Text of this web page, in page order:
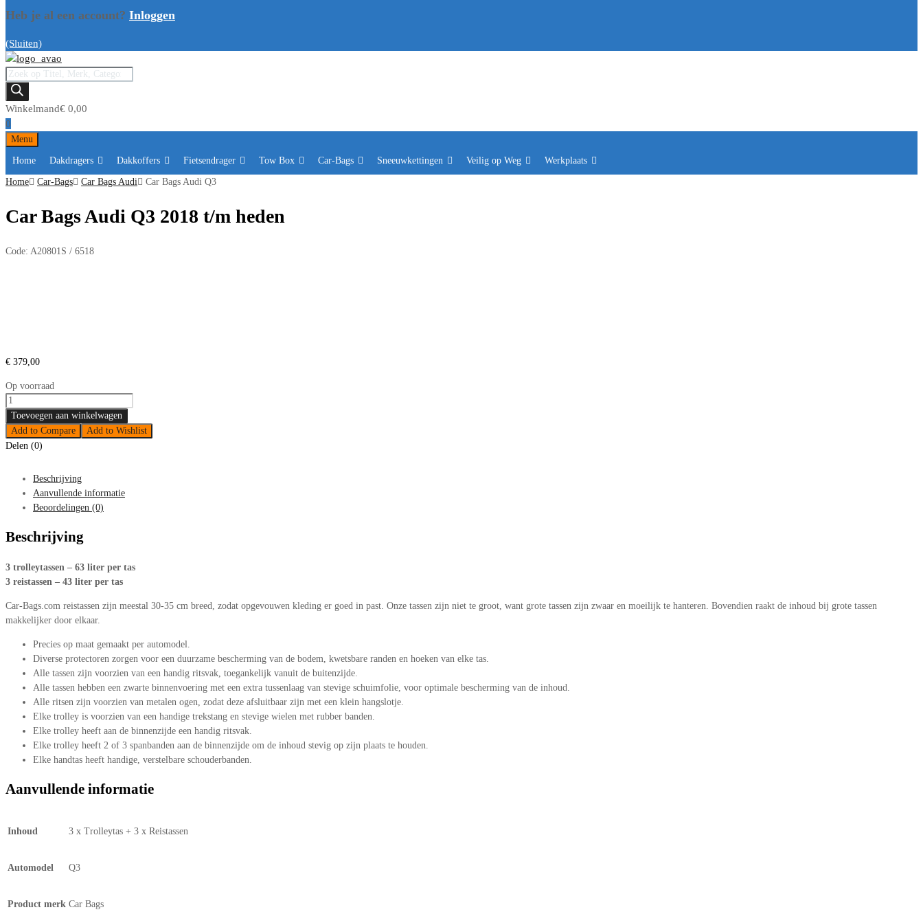
Heb je al een account? Inloggen
(Sluiten)
Producten
zoeken
Winkelmand€ 0,00
0
Ga
inhoud
Menu
Home Dakdragers Dakkoffers Fietsendrager Tow Box Car-Bags Sneeuwkettingen Veilig op Weg Werkplaats
Home Car-Bags Car Bags Audi Car Bags Audi Q3
Car Bags Audi Q3 2018 t/m heden
Code: A20801S / 6518
€ 379,00
Op voorraad
Car
Bags
Audi
Q3
Toevoegen aan winkelwagen
Add to Compare
Add to Wishlist
Delen (0)
Beschrijving
Aanvullende informatie
Beoordelingen (0)
Beschrijving
3 trolleytassen – 63 liter per tas
3 reistassen – 43 liter per tas
Car-Bags.com reistassen zijn meestal 30-35 cm breed, zodat opgevouwen kleding er goed in past. Onze tassen zijn niet te groot, want grote tassen zijn zwaar en moeilijk te hanteren. Bovendien raakt de inhoud bij grote tassen
makkelijker door elkaar.
Precies op maat gemaakt per automodel.
Diverse protectoren zorgen voor een duurzame bescherming van de bodem, kwetsbare randen en hoeken van elke tas.
Alle tassen zijn voorzien van een handig ritsvak, toegankelijk vanuit de buitenzijde.
Alle tassen hebben een zwarte binnenvoering met een extra tussenlaag van stevige schuimfolie, voor optimale bescherming van de inhoud.
Alle ritsen zijn voorzien van metalen ogen, zodat deze afsluitbaar zijn met een klein hangslotje.
Elke trolley is voorzien van een handige trekstang en stevige wielen met rubber banden.
Elke trolley heeft aan de binnenzijde een handig ritsvak.
Elke trolley heeft 2 of 3 spanbanden aan de binnenzijde om de inhoud stevig op zijn plaats te houden.
Elke handtas heeft handige, verstelbare schouderbanden.
Aanvullende informatie
Inhoud 3 x Trolleytas + 3 x Reistassen
Automodel Q3
Product merk Car Bags